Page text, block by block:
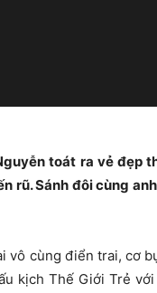
toát ra vẻ đẹp
rũ. Sánh đôi cùng
vô cùng điển trai, cơ
kịch Thế Giới Trẻ